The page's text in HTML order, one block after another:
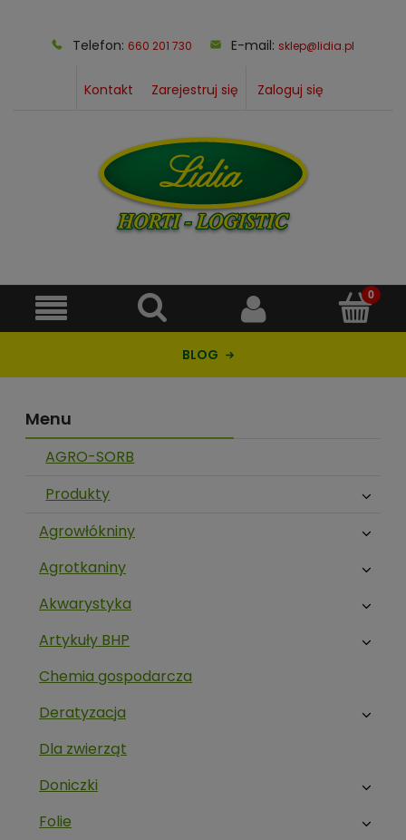
Telefon: 660 201 730 E-mail: sklep@lidia.pl
Kontakt Zarejestruj się Zaloguj się
BLOG
Menu
AGRO-SORB
Produkty
Agrowłókniny
Agrotkaniny
Akwarystyka
Artykuły BHP
Chemia gospodarcza
Deratyzacja
Dla zwierząt
Doniczki
Folie